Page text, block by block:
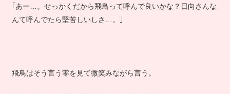
｢あー…。せっかくだから飛鳥って呼んで良いかな？日向さんな
んて呼んでたら堅苦しいしさ…。｣
飛鳥はそう言う零を見て微笑みながら言う。